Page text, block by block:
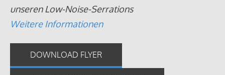
unseren Low-Noise-Serrations
Weitere Informationen
DOWNLOAD FLYER